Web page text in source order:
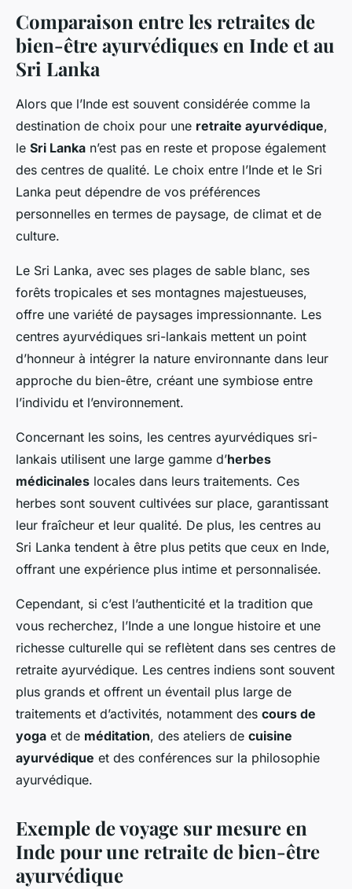
Comparaison entre les retraites de
bien-être ayurvédiques en Inde et au
Sri Lanka
Alors que l’Inde est souvent considérée comme la
destination de choix pour une retraite ayurvédique,
le Sri Lanka n’est pas en reste et propose également
des centres de qualité. Le choix entre l’Inde et le Sri
Lanka peut dépendre de vos préférences
personnelles en termes de paysage, de climat et de
culture.
Le Sri Lanka, avec ses plages de sable blanc, ses
forêts tropicales et ses montagnes majestueuses,
offre une variété de paysages impressionnante. Les
centres ayurvédiques sri-lankais mettent un point
d’honneur à intégrer la nature environnante dans leur
approche du bien-être, créant une symbiose entre
l’individu et l’environnement.
Concernant les soins, les centres ayurvédiques sri-
lankais utilisent une large gamme d’herbes
médicinales locales dans leurs traitements. Ces
herbes sont souvent cultivées sur place, garantissant
leur fraîcheur et leur qualité. De plus, les centres au
Sri Lanka tendent à être plus petits que ceux en Inde,
offrant une expérience plus intime et personnalisée.
Cependant, si c’est l’authenticité et la tradition que
vous recherchez, l’Inde a une longue histoire et une
richesse culturelle qui se reflètent dans ses centres de
retraite ayurvédique. Les centres indiens sont souvent
plus grands et offrent un éventail plus large de
traitements et d’activités, notamment des cours de
yoga et de méditation, des ateliers de cuisine
ayurvédique et des conférences sur la philosophie
ayurvédique.
Exemple de voyage sur mesure en
Inde pour une retraite de bien-être
ayurvédique